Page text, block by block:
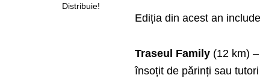
Distribuie!
Ediția din acest an
Traseul Family (12 km)
însoțit de părinți sau